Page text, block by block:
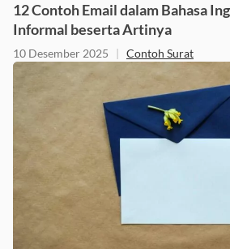
12 Contoh Email dalam Bahasa
Informal beserta Artinya
10 Desember 2025 | Contoh Surat